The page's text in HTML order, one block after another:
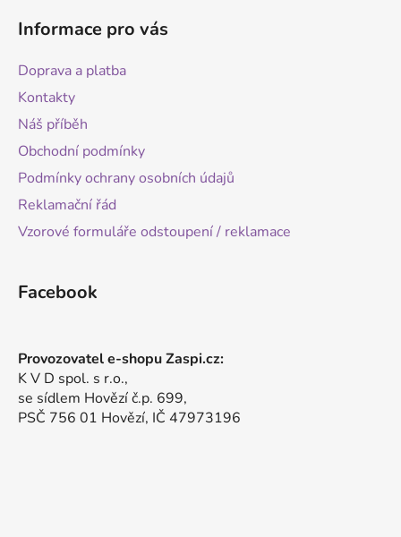
Informace pro vás
Doprava a platba
Kontakty
Náš příběh
Obchodní podmínky
Podmínky ochrany osobních údajů
Reklamační řád
Vzorové formuláře odstoupení / reklamace
Facebook
Provozovatel e-shopu Zaspi.cz:
K V D spol. s r.o.,
se sídlem Hovězí č.p. 699,
PSČ 756 01 Hovězí, IČ 47973196